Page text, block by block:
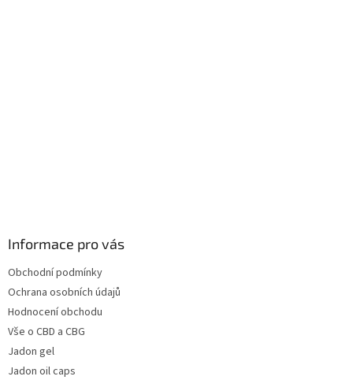
Informace pro vás
Obchodní podmínky
Ochrana osobních údajů
Hodnocení obchodu
Vše o CBD a CBG
Jadon gel
Jadon oil caps